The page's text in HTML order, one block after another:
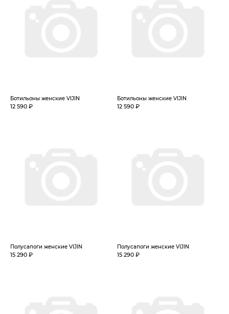
Ботильоны женские VIJIN
12 590 ₽
Ботильоны женские VIJIN
12 590 ₽
Полусапоги женские VIJIN
15 290 ₽
Полусапоги женские VIJIN
15 290 ₽